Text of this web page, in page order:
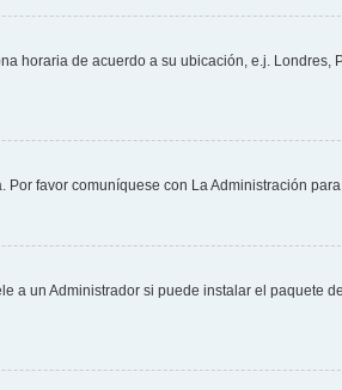
horaria de acuerdo a su ubicación, e.j. Londres,
favor comuníquese con La Administración
a un Administrador si puede instalar el paquete